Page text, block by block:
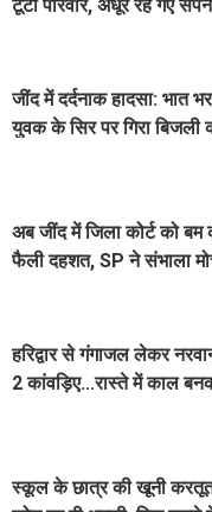
टूटा परिवार, अधूरे रह गए सपने
जींद में दर्दनाक हादसा: भात
युवक के सिर पर गिरा बिजली
अब जींद में जिला कोर्ट को
फैली दहशत, SP ने संभाला
हरिद्वार से गंगाजल लेकर
2 कांवड़िए...रास्ते में काल
स्कूल के छात्र की खूनी